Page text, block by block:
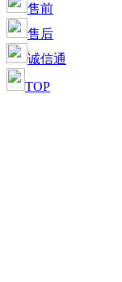
售前
售后
诚信通
TOP